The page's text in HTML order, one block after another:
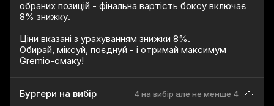
обраних позицій - фінальна вартість боксу включає
8% знижку.
Ціни вказані з урахуванням знижки 8%.
Обирай, міксуй, поєднуй - і отримай максимум
Gremio-смаку!
Бургери на вибір 4 на вибір але не менше 4